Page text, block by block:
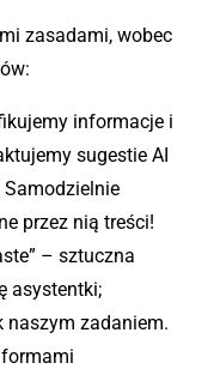
zasadami, wobec
informacje i
sugestie AI
Samodzielnie
przez nią treści!
– sztuczna
asystentki;
naszym zadaniem.